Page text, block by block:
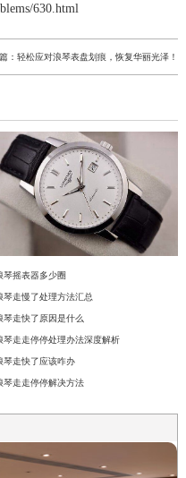
630.html
：轻松应对浪琴表盘划痕，恢复华丽光泽！
琴摇表器多少圈
琴走慢了处理方法汇总
琴走快了原因是什么
琴走走停停处理办法深度解析
琴走快了应该咋办
琴走走停停解决方法